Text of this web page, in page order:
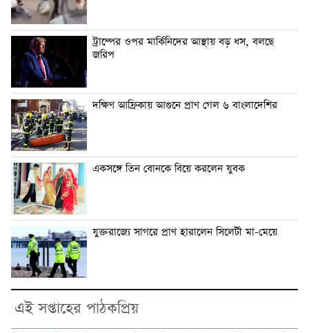
ট্রাম্পের ওপর মার্কিনিদের আস্থায় বড় ধস, বলছে
জরিপ
দক্ষিণ আফ্রিকায় আগুনে প্রাণ গেল ৬ বাংলাদেশির
একসঙ্গে তিন বোনকে বিয়ে করলেন যুবক
যুক্তরাজ্যে সাগরে প্রাণ হারালেন সিলেটী মা-মেয়ে
এই সপ্তাহের পাঠকপ্রিয়